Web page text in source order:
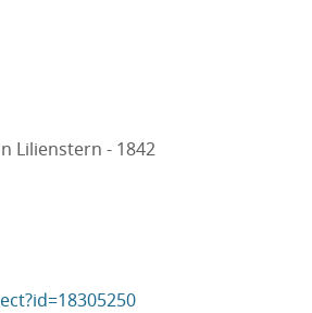
Lilienstern - 1842